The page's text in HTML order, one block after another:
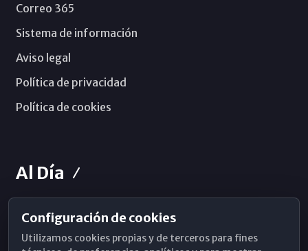
Correo 365
Sistema de información
Aviso legal
Política de privacidad
Política de cookies
Al Día
Horarios de Misa
Hemeroteca
Configuración de cookies
Utilizamos cookies propias y de terceros para fines